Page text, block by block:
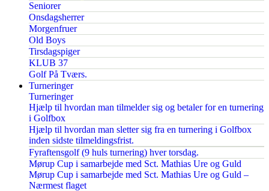
Seniorer
Onsdagsherrer
Morgenfruer
Old Boys
Tirsdagspiger
KLUB 37
Golf På Tværs.
Turneringer
Turneringer
Hjælp til hvordan man tilmelder sig og betaler for en turnering
i Golfbox
Hjælp til hvordan man sletter sig fra en turnering i Golfbox
inden sidste tilmeldingsfrist.
Fyraftensgolf (9 huls turnering) hver torsdag.
Mørup Cup i samarbejde med Sct. Mathias Ure og Guld
Mørup Cup i samarbejde med Sct. Mathias Ure og Guld –
Nærmest flaget